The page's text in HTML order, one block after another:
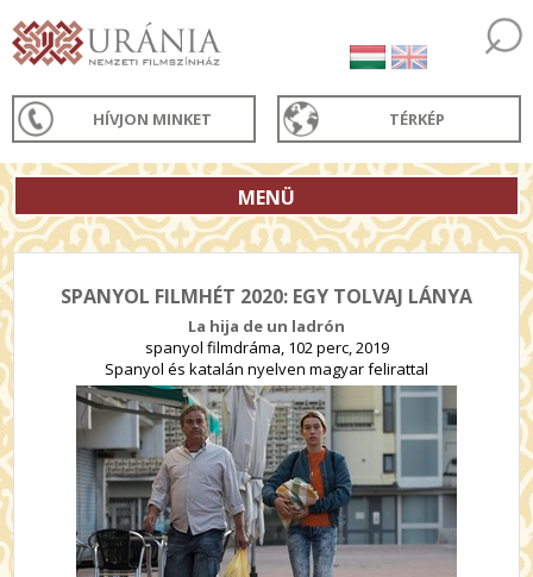
HÍVJON MINKET TÉRKÉP
MENÜ
SPANYOL FILMHÉT 2020: EGY TOLVAJ LÁNYA
La hija de un ladrón
spanyol filmdráma, 102 perc, 2019
Spanyol és katalán nyelven magyar felirattal